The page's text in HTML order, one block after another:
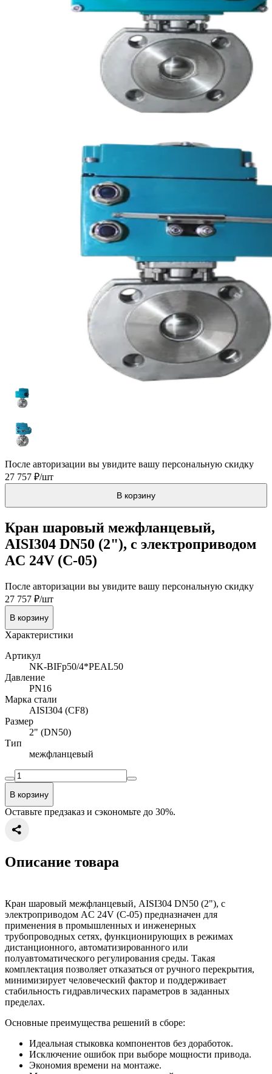
После авторизации вы увидите вашу персональную скидку
27 757 ₽/шт
В корзину
Кран шаровый межфланцевый,
AISI304 DN50 (2"), с электроприводом
AC 24V (С-05)
После авторизации вы увидите вашу персональную скидку
27 757 ₽/шт
В корзину
Характеристики
Артикул
NK-BIFp50/4*PEAL50
Давление
PN16
Марка стали
AISI304 (CF8)
Размер
2" (DN50)
Тип
межфланцевый
В корзину
Оставьте предзаказ и сэкономьте до 30%.
Описание товара
Кран шаровый межфланцевый, AISI304 DN50 (2"), с
электроприводом AC 24V (С-05) предназначен для
применения в промышленных и инженерных
трубопроводных сетях, функционирующих в режимах
дистанционного, автоматизированного или
полуавтоматического регулирования среды. Такая
комплектация позволяет отказаться от ручного перекрытия,
минимизирует человеческий фактор и поддерживает
стабильность гидравлических параметров в заданных
пределах.
Основные преимущества решений в сборе:
Идеальная стыковка компонентов без доработок.
Исключение ошибок при выборе мощности привода.
Экономия времени на монтаже.